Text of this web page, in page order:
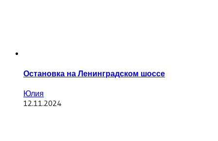
Остановка на Ленинградском шоссе
Юлия
12.11.2024